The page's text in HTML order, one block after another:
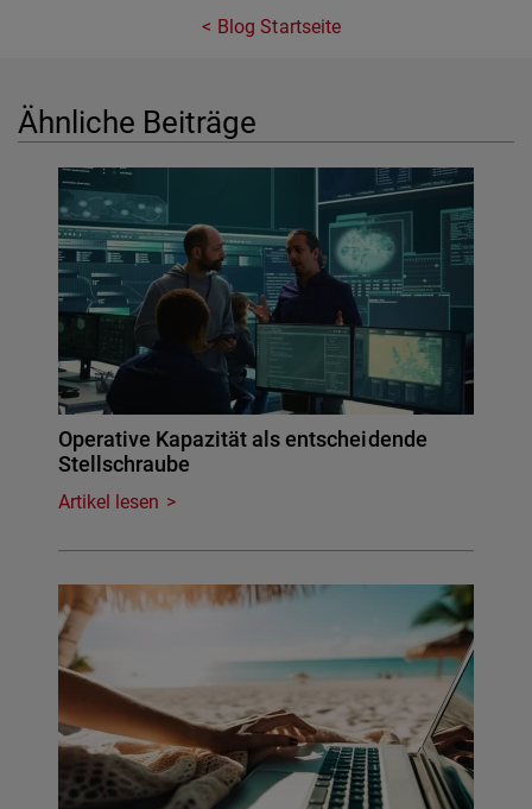
Blog Startseite
Ähnliche Beiträge
Operative Kapazität als entscheidende
Stellschraube
Artikel lesen